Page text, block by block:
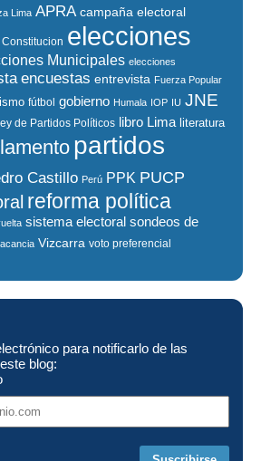
Lima APRA campaña electoral
Constitucion elecciones
Municipales elecciones
encuestas entrevista Fuerza Popular
fútbol gobierno Humala IOP IU JNE
de Partidos Políticos libro Lima literatura
partidos
Castillo Perú PPK PUCP
reforma política
sistema electoral sondeos de
Vizcarra voto preferencial
para notificarlo de las
blog: